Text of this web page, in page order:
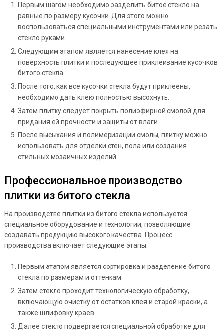
Первым шагом необходимо разделить битое стекло на
равные по размеру кусочки. Для этого можно
воспользоваться специальными инструментами или резать
стекло руками.
Следующим этапом является нанесение клея на
поверхность плитки и последующее приклеивание кусочков
битого стекла.
После того, как все кусочки стекла будут приклеены,
необходимо дать клею полностью высохнуть.
Затем плитку следует покрыть полиэфирной смолой для
придания ей прочности и защиты от влаги.
После высыхания и полимеризации смолы, плитку можно
использовать для отделки стен, пола или создания
стильных мозаичных изделий.
Профессиональное производство
плитки из битого стекла
На производстве плитки из битого стекла используется
специальное оборудование и технологии, позволяющие
создавать продукцию высокого качества. Процесс
производства включает следующие этапы:
Первым этапом является сортировка и разделение битого
стекла по размерам и оттенкам.
Затем стекло проходит технологическую обработку,
включающую очистку от остатков клея и старой краски, а
также шлифовку краев.
Далее стекло подвергается специальной обработке для